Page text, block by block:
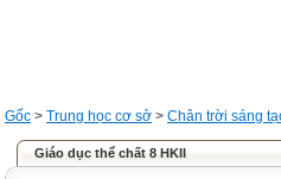
Gốc > Trung học cơ sở > Chân trời sáng
Giáo dục thể chất 8 HKII